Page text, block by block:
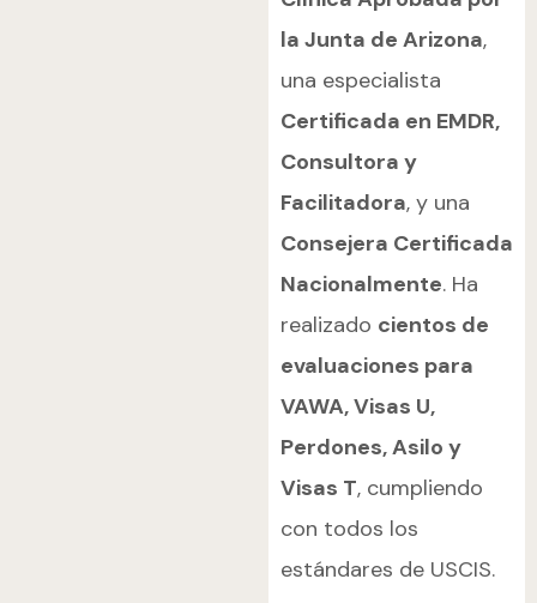
la Junta de Arizona,
una especialista
Certificada en EMDR,
Consultora y
Facilitadora, y una
Consejera Certificada
Nacionalmente. Ha
realizado cientos de
evaluaciones para
VAWA, Visas U,
Perdones, Asilo y
Visas T, cumpliendo
con todos los
estándares de USCIS.